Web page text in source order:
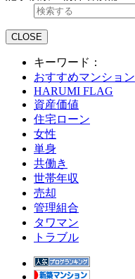
CLOSE
キーワード：
おすすめマンション
HARUMI FLAG
資産価値
住宅ローン
女性
単身
共働き
世帯年収
売却
管理組合
タワマン
トラブル